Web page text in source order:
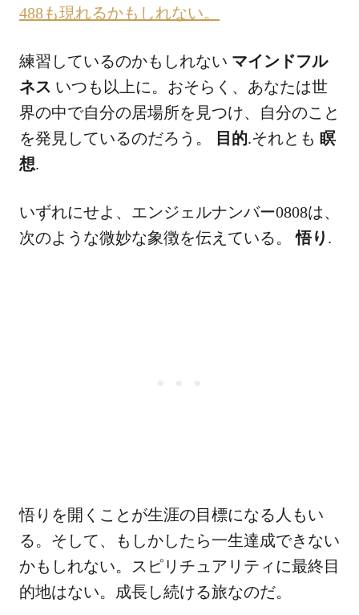
488も現れるかもしれない。
練習しているのかもしれない マインドフル
ネス いつも以上に。おそらく、あなたは世
界の中で自分の居場所を見つけ、自分のこと
を発見しているのだろう。
目的.それとも 瞑
想.
いずれにせよ、エンジェルナンバー0808は、
次のような微妙な象徴を伝えている。悟り .
悟りを開くことが生涯の目標になる人もい
る。そして、もしかしたら一生達成できない
かもしれない。スピリチュアリティに最終目
的地はない。成長し続ける旅なのだ。